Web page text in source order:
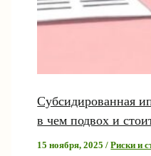
Субсидированная
в чем подвох и
15 ноября, 2025/Риски и